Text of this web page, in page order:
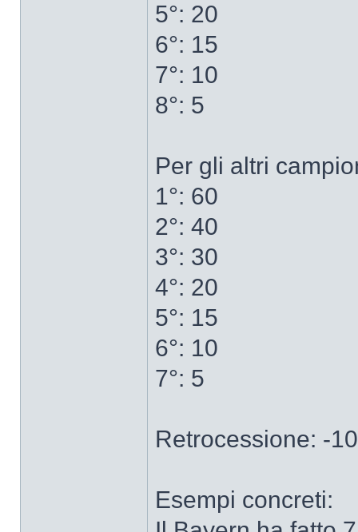
5°: 20
6°: 15
7°: 10
8°: 5
Per gli altri
1°: 60
2°: 40
3°: 30
4°: 20
5°: 15
6°: 10
7°: 5
Retrocessione: -
Esempi concreti: